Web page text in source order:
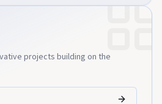
projects building on the